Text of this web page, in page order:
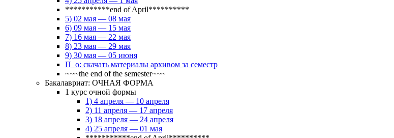
***********end of April**********
5) 02 мая — 08 мая
6) 09 мая — 15 мая
7) 16 мая — 22 мая
8) 23 мая — 29 мая
9) 30 мая — 05 июня
П_о: скачать материалы архивом за семестр
~~~the end of the semester~~~
Бакалавриат: ОЧНАЯ ФОРМА
1 курс очной формы
1) 4 апреля — 10 апреля
2) 11 апреля — 17 апреля
3) 18 апреля — 24 апреля
4) 25 апреля — 01 мая